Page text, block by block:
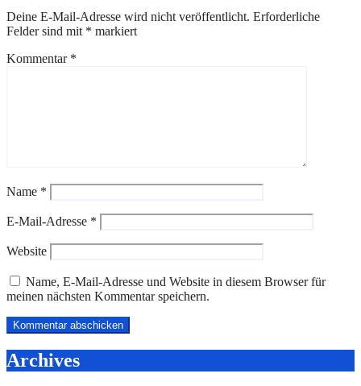
Deine E-Mail-Adresse wird nicht veröffentlicht. Erforderliche
Felder sind mit * markiert
Kommentar *
Name *
E-Mail-Adresse *
Website
Name, E-Mail-Adresse und Website in diesem Browser für
meinen nächsten Kommentar speichern.
Archives